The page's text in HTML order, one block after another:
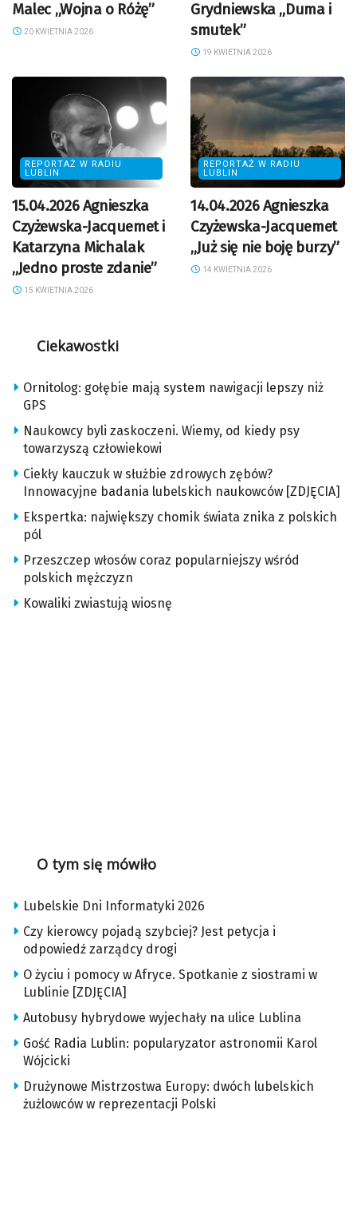
Malec „Wojna o Różę”
20 KWIETNIA 2026
Grydniewska „Duma i
smutek”
19 KWIETNIA 2026
REPORTAŻ W RADIU
LUBLIN
15.04.2026 Agnieszka
Czyżewska-Jacquemet i
Katarzyna Michalak
„Jedno proste zdanie”
15 KWIETNIA 2026
REPORTAŻ W RADIU
LUBLIN
14.04.2026 Agnieszka
Czyżewska-Jacquemet
„Już się nie boję burzy”
14 KWIETNIA 2026
Ciekawostki
Ornitolog: gołębie mają system nawigacji lepszy niż
GPS
Naukowcy byli zaskoczeni. Wiemy, od kiedy psy
towarzyszą człowiekowi
Ciekły kauczuk w służbie zdrowych zębów?
Innowacyjne badania lubelskich naukowców [ZDJĘCIA]
Ekspertka: największy chomik świata znika z polskich
pól
Przeszczep włosów coraz popularniejszy wśród
polskich mężczyzn
Kowaliki zwiastują wiosnę
O tym się mówiło
Lubelskie Dni Informatyki 2026
Czy kierowcy pojadą szybciej? Jest petycja i
odpowiedź zarządcy drogi
O życiu i pomocy w Afryce. Spotkanie z siostrami w
Lublinie [ZDJĘCIA]
Autobusy hybrydowe wyjechały na ulice Lublina
Gość Radia Lublin: popularyzator astronomii Karol
Wójcicki
Drużynowe Mistrzostwa Europy: dwóch lubelskich
żużlowców w reprezentacji Polski